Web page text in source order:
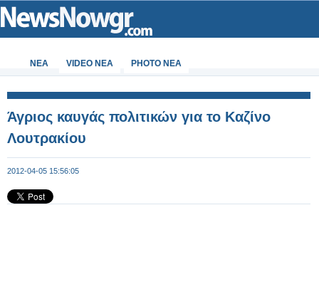
ΝΕΑ VIDEO NEA PHOTO NEA
Άγριος καυγάς πολιτικών για το Καζίνο
Λουτρακίου
2012-04-05 15:56:05